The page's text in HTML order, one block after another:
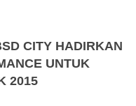
CITY HADIRKAN
UNTUK
2015